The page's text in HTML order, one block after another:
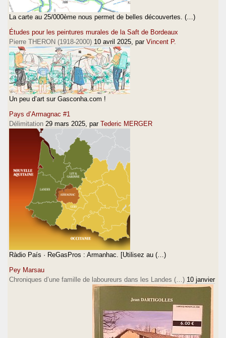
La carte au 25/000ème nous permet de belles découvertes. (…)
Études pour les peintures murales de la Saft de Bordeaux
Pierre THERON (1918-2000) 10 avril 2025 , par Vincent P.
Un peu d’art sur Gasconha.com !
Pays d’Armagnac #1
Délimitation 29 mars 2025 , par Tederic MERGER
Ràdio País · ReGasPros : Armanhac. [Utilisez au (…)
Pey Marsau
Chroniques d’une famille de laboureurs dans les Landes (…) 10 janvier